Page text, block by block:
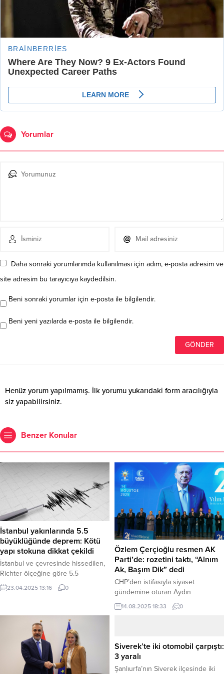
Yorumlar
Daha sonraki yorumlarımda kullanılması için adım, e-posta adresim ve
site adresim bu tarayıcıya kaydedilsin.
Beni sonraki yorumlar için e-posta ile bilgilendir.
Beni yeni yazılarda e-posta ile bilgilendir.
Henüz yorum yapılmamış. İlk yorumu yukarıdaki form aracılığıyla
siz yapabilirsiniz.
Benzer Konular
İstanbul yakınlarında 5.5
büyüklüğünde deprem: Kötü
yapı stokuna dikkat çekildi
İstanbul ve çevresinde hissedilen,
Richter ölçeğine göre 5.5
büyüklüğünde bir deprem
meydana geldi. Sarsıntının, özellikle
açabileceği belirtildi. Edinilen
bilgiye göre, deprem bugün 23
Nisan 2025 Çarşamba günü saat
13:02:36’da kaydedildi. Merkez
üssü Marmara Denizi’nde, İstanbul
yakınlarında yer alan sarsıntı, yerin
23.04.2025 13:16 0
Özlem Çerçioğlu resmen AK
Parti’de: rozetini taktı, “Alnım
Ak, Başım Dik” dedi
CHP’den istifasıyla siyaset
gündemine oturan Aydın
Büyükşehir Belediye Başkanı
Özlem Çerçioğlu, bugün
sonra ilk konuşmasını yapan
Çerçioğlu, “Alnım ak, başım dik”
dedi. Törende, 6’sı CHP’li olmak
üzere 9 belediye başkanının daha
14.08.2025 18:33 0
Siverek’te iki otomobil çarpıştı:
3 yaralı
Şanlıurfa’nın Siverek ilçesinde iki